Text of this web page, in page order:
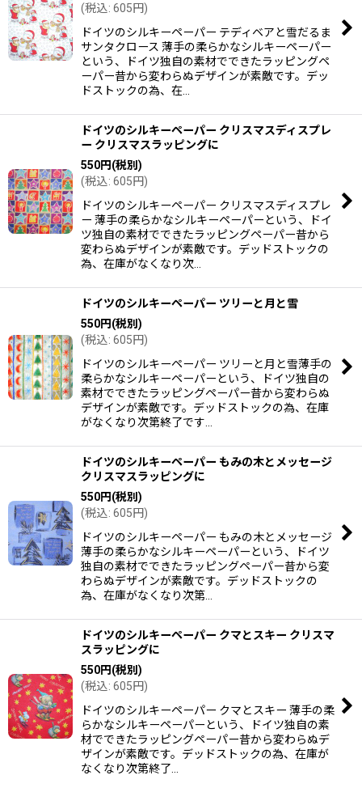
(税込: 605円)
ドイツのシルキーペーパー テディベアと雪だるま
サンタクロース 薄手の柔らかなシルキーペーパー
という、ドイツ独自の素材でできたラッピングペ
ーパー昔から変わらぬデザインが素敵です。デッ
ドストックの為、在…
ドイツのシルキーペーパー クリスマスディスプレ
ー クリスマスラッピングに
550円(税別)
(税込: 605円)
ドイツのシルキーペーパー クリスマスディスプレ
ー 薄手の柔らかなシルキーペーパーという、ドイ
ツ独自の素材でできたラッピングペーパー昔から
変わらぬデザインが素敵です。デッドストックの
為、在庫がなくなり次…
ドイツのシルキーペーパー ツリーと月と雪
550円(税別)
(税込: 605円)
ドイツのシルキーペーパー ツリーと月と雪薄手の
柔らかなシルキーペーパーという、ドイツ独自の
素材でできたラッピングペーパー昔から変わらぬ
デザインが素敵です。デッドストックの為、在庫
がなくなり次第終了です…
ドイツのシルキーペーパー もみの木とメッセージ
クリスマスラッピングに
550円(税別)
(税込: 605円)
ドイツのシルキーペーパー もみの木とメッセージ
薄手の柔らかなシルキーペーパーという、ドイツ
独自の素材でできたラッピングペーパー昔から変
わらぬデザインが素敵です。デッドストックの
為、在庫がなくなり次第…
ドイツのシルキーペーパー クマとスキー クリスマ
スラッピングに
550円(税別)
(税込: 605円)
ドイツのシルキーペーパー クマとスキー 薄手の柔
らかなシルキーペーパーという、ドイツ独自の素
材でできたラッピングペーパー昔から変わらぬデ
ザインが素敵です。デッドストックの為、在庫が
なくなり次第終了…